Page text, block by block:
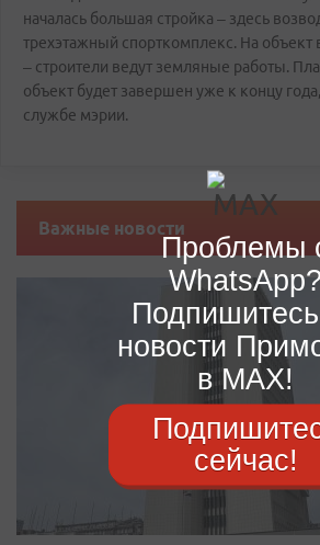
началась большая стройка – здесь
трехэтажный спорткомплекс. На
– строители ведут земляные работы.
объект будет завершен уже к концу
службе мэрии.
Важные новости
Проблемы
WhatsApp?
новости
в MAX!
сейчас!